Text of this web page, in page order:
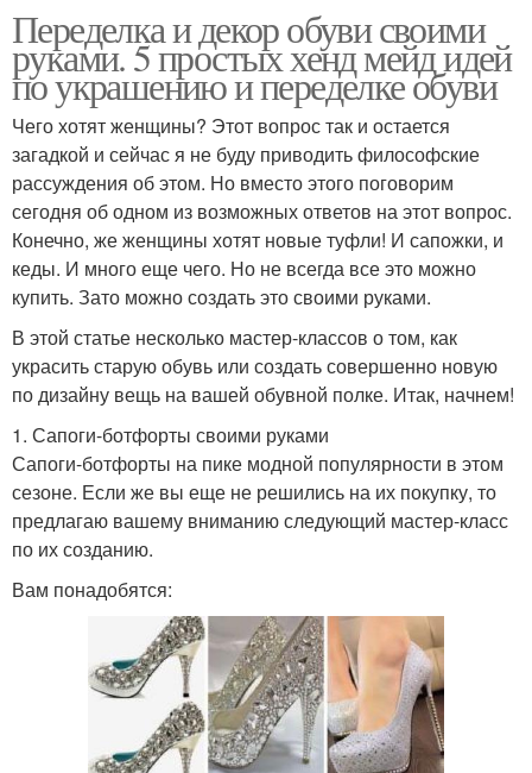
Переделка и декор обуви своими
руками. 5 простых хенд мейд идей
по украшению и переделке обуви
Чего хотят женщины? Этот вопрос так и остается
загадкой и сейчас я не буду приводить философские
рассуждения об этом. Но вместо этого поговорим
сегодня об одном из возможных ответов на этот вопрос.
Конечно, же женщины хотят новые туфли! И сапожки, и
кеды. И много еще чего. Но не всегда все это можно
купить. Зато можно создать это своими руками.
В этой статье несколько мастер-классов о том, как
украсить старую обувь или создать совершенно новую
по дизайну вещь на вашей обувной полке. Итак, начнем!
1. Сапоги-ботфорты своими руками
Сапоги-ботфорты на пике модной популярности в этом
сезоне. Если же вы еще не решились на их покупку, то
предлагаю вашему вниманию следующий мастер-класс
по их созданию.
Вам понадобятся: